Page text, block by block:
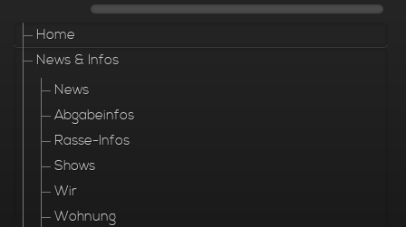
Home
News & Infos
News
Abgabeinfos
Rasse-Infos
Shows
Wir
Wohnung